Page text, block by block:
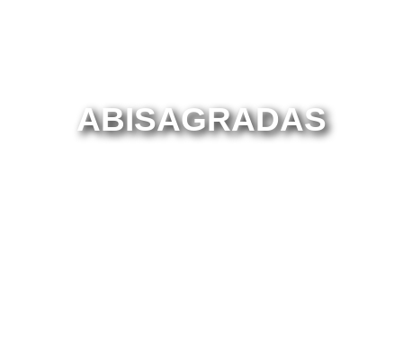
ABISAGRADAS